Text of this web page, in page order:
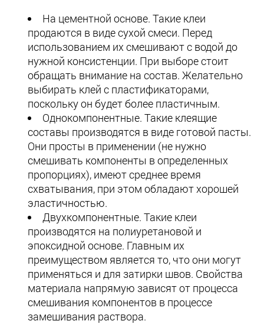
На цементной основе. Такие клеи
продаются в виде сухой смеси. Перед
использованием их смешивают с водой до
нужной консистенции. При выборе стоит
обращать внимание на состав. Желательно
выбирать клей с пластификаторами,
поскольку он будет более пластичным.
Однокомпонентные. Такие клеящие
составы производятся в виде готовой пасты.
Они просты в применении (не нужно
смешивать компоненты в определенных
пропорциях), имеют среднее время
схватывания, при этом обладают хорошей
эластичностью.
Двухкомпонентные. Такие клеи
производятся на полиуретановой и
эпоксидной основе. Главным их
преимуществом является то, что они могут
применяться и для затирки швов. Свойства
материала напрямую зависят от процесса
смешивания компонентов в процессе
замешивания раствора.